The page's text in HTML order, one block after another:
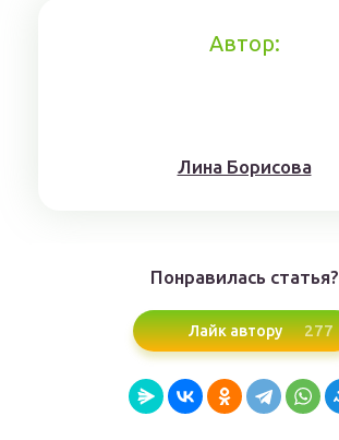
Автор:
Лина Борисoвa
Понравилась статья?
Лайк автору 277